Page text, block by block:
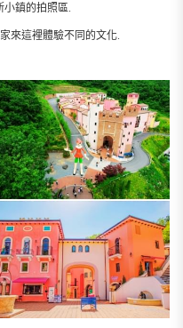
小鎮的拍照區.
來這裡體驗不同的文化.